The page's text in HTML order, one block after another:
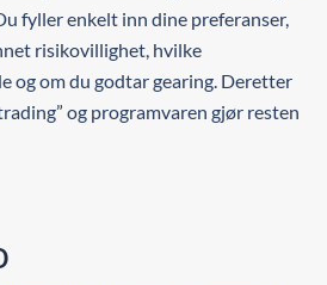
fyller enkelt inn dine preferanser,
risikovillighet, hvilke
og om du godtar gearing. Deretter
og programvaren gjør resten